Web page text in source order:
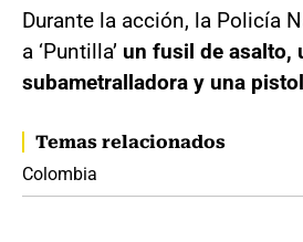
Durante la acción, la Policía
a ‘Puntilla’ un fusil de asalto,
subametralladora y una
Temas relacionados
Colombia